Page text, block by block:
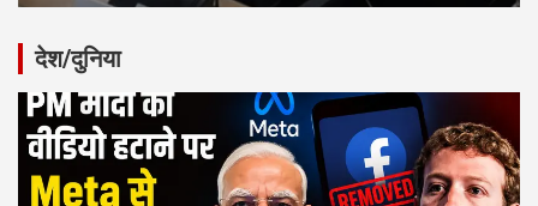
देश/दुनिया